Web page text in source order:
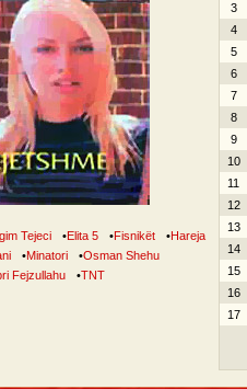
Tejeci •Elita 5 •Fisnikët •Hareja
•Minatori •Osman Shehu
Fejzullahu •TNT
3
4
5
6
7
8
9
10
11
12
13
14
15
16
17